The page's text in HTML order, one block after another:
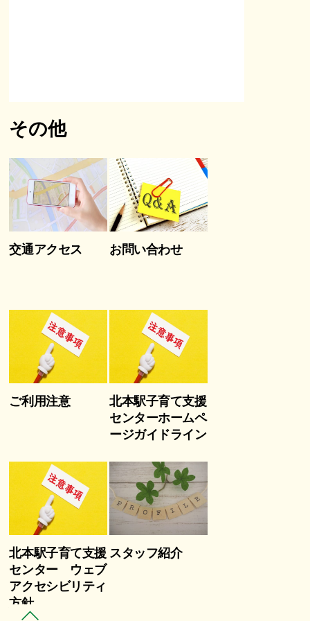
その他
交通アクセス お問い合わせ
ご利用注意
北本駅子育て支援
センターホームペ
ージガイドライン
北本駅子育て支援
センター ウェブ
アクセシビリティ
方針
スタッフ紹介